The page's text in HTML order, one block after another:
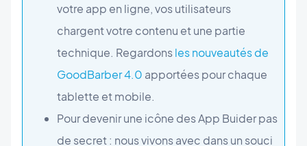
votre app en ligne, vos utilisateurs
chargent votre contenu et une partie
technique. Regardonsles nouveautés de
GoodBarber 4.0 apportées pour chaque
tablette et mobile.
Pour devenir une icône des App Buider pas
de secret : nous vivons avec dans un souci